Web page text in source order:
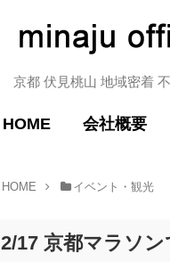
京都 伏見桃山 地域密着
HOME 会社概要
HOME イベント・観光
2/17 京都マラソン